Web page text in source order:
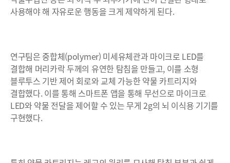
사용해야 해 자유로운 행동을 크게 제약하게 된다.
연구팀은 중합체(polymer) 미세유체관과 마이크로 LED를
결합해 머리카락 두께의 유연한 탐침을 만들고, 이를 소형
블루투스 기반 제어 회로와 교체 가능한 약물 카트리지와
결합했다. 이를 통해 스마트폰 앱을 통해 무선으로 마이크로
LED와 약물 전달을 제어할 수 있는 무게 2g의 뇌 이식용 기기를
구현했다.